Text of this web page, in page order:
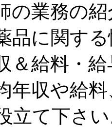
の業務の
品に関す
＆給料・
年収や給
立て下さ